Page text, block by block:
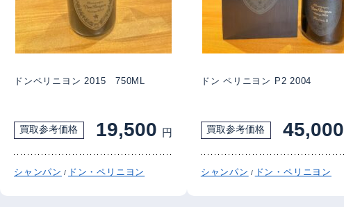
ドンペリニヨン 2015 750ML
買取参考価格 19,500 円
シャンパン / ドン・ペリニヨン
ドン ペリニヨン P2 2004
買取参考価格 45,000
シャンパン / ドン・ペリニヨン